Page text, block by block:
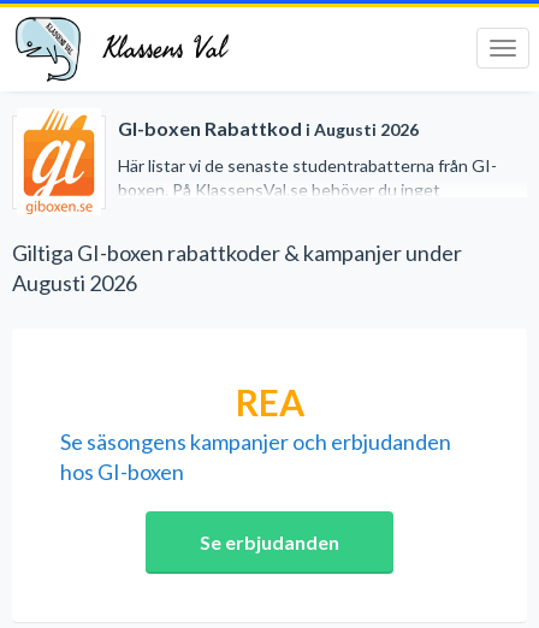
Klassens Val
GI-boxen Rabattkod i Augusti 2026
Här listar vi de senaste studentrabatterna från GI-
boxen. På KlassensVal.se behöver du inget
samla alla studentrabatter på ett och samma ställe.
Giltiga GI-boxen rabattkoder & kampanjer under
Augusti 2026
REA
Se säsongens kampanjer och erbjudanden
hos GI-boxen
Se erbjudanden